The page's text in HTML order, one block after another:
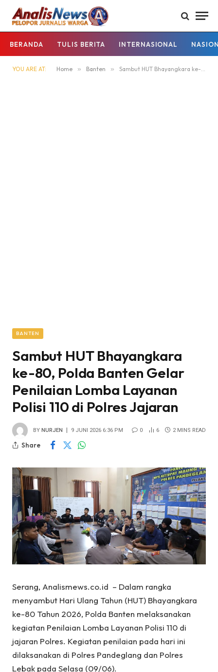
BERANDA TULIS BERITA INTERNASIONAL
YOU ARE AT: Home » Banten » Sambut HUT Bhayangkara ke-80, Polda Banten Gelar Penilaian Lomba Layanan Polisi 110 di Polres Jajaran
BANTEN
Sambut HUT Bhayangkara
ke-80, Polda Banten Gelar
Penilaian Lomba Layanan
Polisi 110 di Polres Jajaran
BY NURJEN 9 JUNI 2026 6:36 PM 0 6 2 MINS READ
Share
Serang, Analismews.co.id – Dalam rangka
menyambut Hari Ulang Tahun (HUT) Bhayangkara
ke-80 Tahun 2026, Polda Banten melaksanakan
kegiatan Penilaian Lomba Layanan Polisi 110 di
jajaran Polres. Kegiatan penilaian pada hari ini
dilaksanakan di Polres Pandeglang dan Polres
Lebak pada Selasa (09/06).